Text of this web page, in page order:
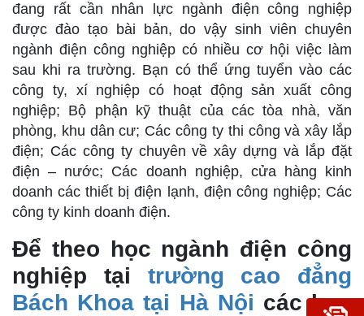
đang rất cần nhân lực ngành điện công nghiệp
được đào tạo bài bản, do vậy sinh viên chuyên
ngành điện công nghiệp có nhiều cơ hội việc làm
sau khi ra trường. Bạn có thể ứng tuyển vào các
công ty, xí nghiệp có hoạt động sản xuất công
nghiệp; Bộ phận kỹ thuật của các tòa nhà, văn
phòng, khu dân cư; Các công ty thi công và xây lắp
điện; Các công ty chuyên về xây dựng và lắp đặt
điện – nước; Các doanh nghiệp, cửa hàng kinh
doanh các thiết bị điện lạnh, điện công nghiệp; Các
công ty kinh doanh điện.
Để theo học ngành điện công
nghiệp tại trường cao đẳng
Bách Khoa tại Hà Nội các bạn